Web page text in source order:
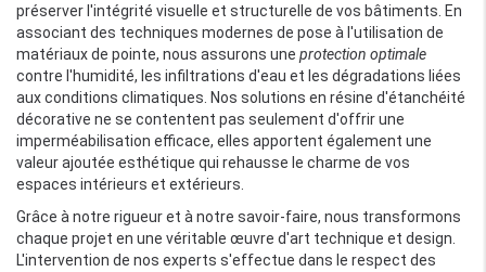
préserver l'intégrité visuelle et structurelle de vos bâtiments. En
associant des techniques modernes de pose à l'utilisation de
matériaux de pointe, nous assurons une protection optimale
contre l'humidité, les infiltrations d'eau et les dégradations liées
aux conditions climatiques. Nos solutions en résine d'étanchéité
décorative ne se contentent pas seulement d'offrir une
imperméabilisation efficace, elles apportent également une
valeur ajoutée esthétique qui rehausse le charme de vos
espaces intérieurs et extérieurs.
Grâce à notre rigueur et à notre savoir-faire, nous transformons
chaque projet en une véritable œuvre d'art technique et design.
L'intervention de nos experts s'effectue dans le respect des